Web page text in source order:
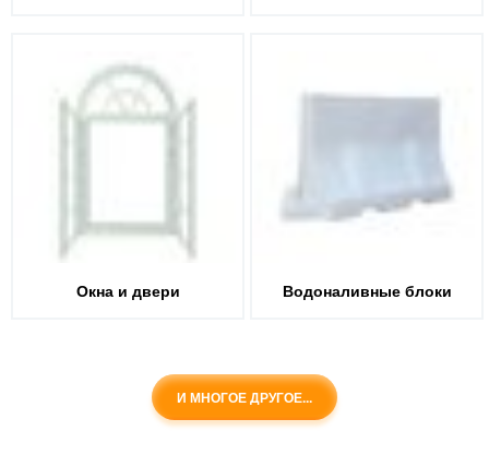
Окна и двери Водоналивные блоки
И МНОГОЕ ДРУГОЕ...